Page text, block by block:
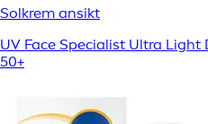
Solkrem ansikt
UV Face Specialist Ultra Light
50+